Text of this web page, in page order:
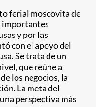
ferial moscovita de
importantes
y por las
con el apoyo del
Se trata de un
que reúne a
los negocios, la
La meta del
perspectiva más